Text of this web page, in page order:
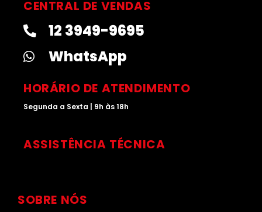
t
g
r
a
m
k
e
d
i
n
t
u
b
e
t
o
k
CENTRAL DE VENDAS
12 3949-9695
WhatsApp
HORÁRIO DE ATENDIMENTO
Segunda a Sexta | 9h às 18h
ASSISTÊNCIA TÉCNICA
SOBRE NÓS